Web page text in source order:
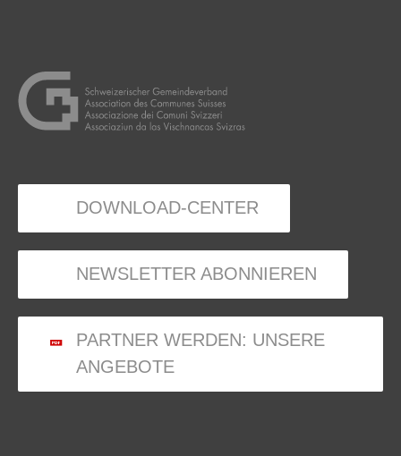
DOWNLOAD-CENTER
NEWSLETTER ABONNIEREN
PARTNER WERDEN: UNSERE
ANGEBOTE